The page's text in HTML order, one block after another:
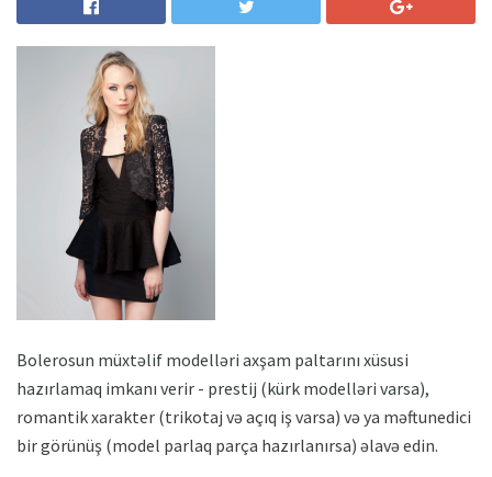
Bolerosun müxtəlif modelləri axşam paltarını xüsusi
hazırlamaq imkanı verir - prestij (kürk modelləri varsa),
romantik xarakter (trikotaj və açıq iş varsa) və ya məftunedici
bir görünüş (model parlaq parça hazırlanırsa) əlavə edin.